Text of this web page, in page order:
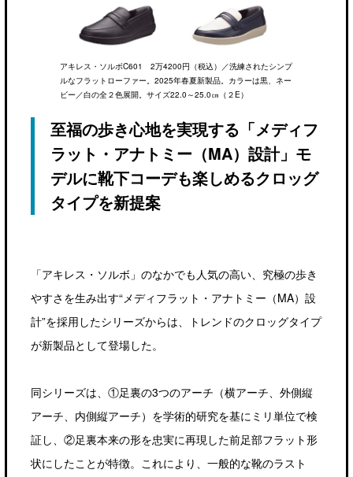
アキレス・ソルボC601 2万4200円（税込）／洗練されたシンプ
ルなフラットローファー。2025年春夏新製品。カラーは黒、ネー
ビー／白の全２色展開。サイズ22.0～25.0㎝（２E）
至福の歩き心地を実現する「メディフ
ラット・アナトミー（MA）設計」モ
デルに靴下コーデも楽しめるクロッグ
タイプを新提案
「アキレス・ソルボ」のなかでも人気の高い、究極の歩き
やすさを生み出す“メディフラット・アナトミー（MA）設
計”を採用したシリーズからは、トレンドのクロッグタイプ
が新製品として登場した。
同シリーズは、①足裏の3つのアーチ（横アーチ、外側縦
アーチ、内側縦アーチ）を学術的研究を基にミリ単位で検
証し、②足裏本来の形を忠実に再現した前足部フラット形
状にしたことが特徴。これにより、一般的な靴のラスト